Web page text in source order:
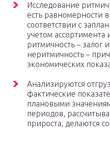
Исследование
есть равномерности
соответствии с
учетом
ритмичность – залог
неритмичность –
экономических
Анализируются
фактические
плановыми
периодов,
прироста, делаются